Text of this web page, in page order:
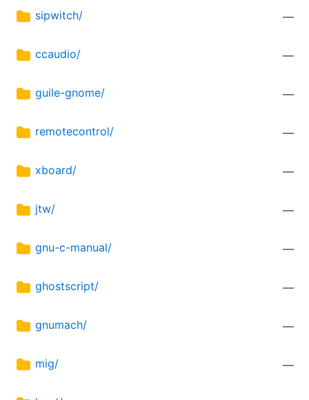
sipwitch/ —
ccaudio/ —
guile-gnome/ —
remotecontrol/ —
xboard/ —
jtw/ —
gnu-c-manual/ —
ghostscript/ —
gnumach/ —
mig/ —